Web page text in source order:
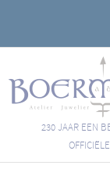
230 JAAR EEN